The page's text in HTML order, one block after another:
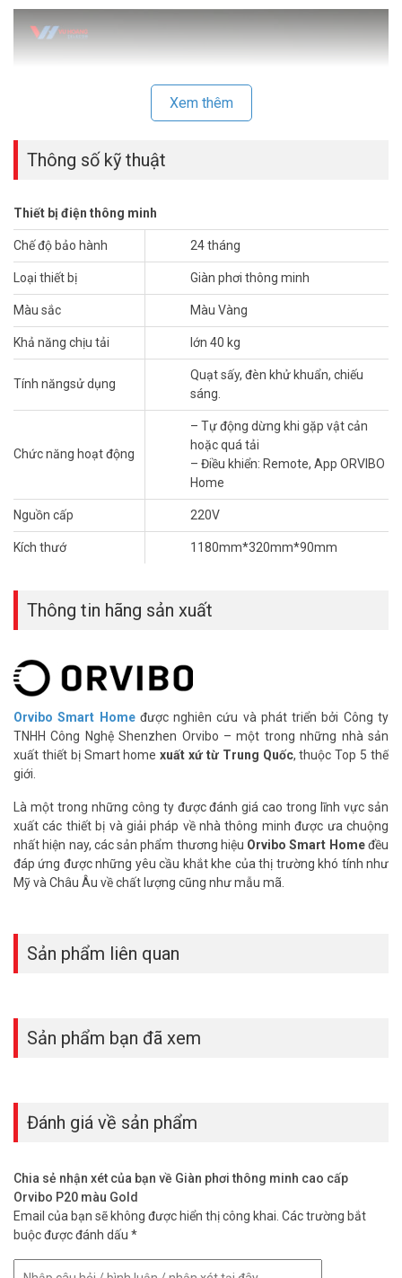
Điều khiển thông minh từ xa, nâng, sấy và khử trùng bằng một
phím bấm
qua APP điện thoại di động “Zhijia 365”,
và nó hỗ trợ điều khiển từ xa không dây, thuận tiện cho người già và
trẻ em.
Thông số kỹ thuật giàn phơi thông minh
cao cấp màu Gold Orvibo P20
– Giàn phơi thông minh phiên bản cao cấp màu Silver kết nối Wifi
– Hạ xuống：1200mm
– Kích thuớc thanh phơi：2200mm
– Màu: Vàng
– Công nghệ luân phiên không khí lạnh và ấm, sấy khô chất lượng
cao ba chiều
– Tính năng: Quạt sấy, đèn khử khuẩn, chiếu sáng.
– Điều khiển: Remote, App ORVIBO Home
– Nguồn cấp: 220V
– Bảo hành: 24 tháng.
Đặt mua Online ngay sản phẩm Orvibo P20 xin vui lòng liên hệ
HOTLINE
Xem thêm
Thông số kỹ thuật
Thiết bị điện thông minh
Chế độ bảo hành 24 tháng
Loại thiết bị Giàn phơi thông minh
Màu sắc Màu Vàng
Khả năng chịu tải lớn 40 kg
Tính năngsử dụng
Quạt sấy, đèn khử khuẩn, chiếu
sáng.
Chức năng hoạt động
– Tự động dừng khi gặp vật cản
hoặc quá tải
– Điều khiển: Remote, App ORVIBO
Home
Nguồn cấp 220V
Kích thướ 1180mm*320mm*90mm
Thông tin hãng sản xuất
Orvibo Smart Homeđược nghiên cứu và phát triển bởi Công ty
TNHH Công Nghệ Shenzhen Orvibo – một trong những nhà sản
xuất thiết bị Smart homexuất xứ từ Trung Quốc, thuộc Top 5 thế
giới.
Là một trong những công ty được đánh giá cao trong lĩnh vực sản
xuất các thiết bị và giải pháp về nhà thông minh được ưa chuộng
nhất hiện nay, các sản phẩm thương hiệu Orvibo Smart Homeđều
đáp ứng được những yêu cầu khắt khe của thị trường khó tính như
Mỹ và Châu Âu về chất lượng cũng như mẫu mã.
Sản phẩm liên quan
Sản phẩm bạn đã xem
Đánh giá về sản phẩm
Chia sẻ nhận xét của bạn về Giàn phơi thông minh cao cấp
Orvibo P20 màu Gold
Email của bạn sẽ không được hiển thị công khai. Các trường bắt
buộc được đánh dấu *